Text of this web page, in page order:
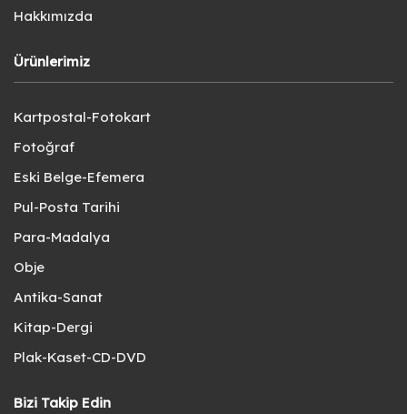
Hakkımızda
Ürünlerimiz
Kartpostal-Fotokart
Fotoğraf
Eski Belge-Efemera
Pul-Posta Tarihi
Para-Madalya
Obje
Antika-Sanat
Kitap-Dergi
Plak-Kaset-CD-DVD
Bizi Takip Edin